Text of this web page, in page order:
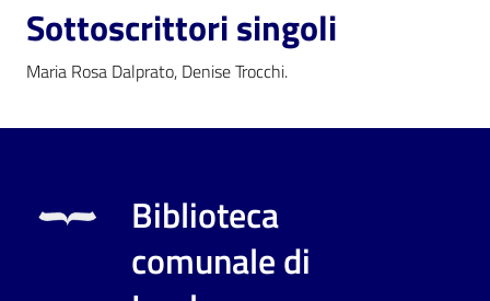
Sottoscrittori singoli
Maria Rosa Dalprato, Denise Trocchi.
Biblioteca
comunale di